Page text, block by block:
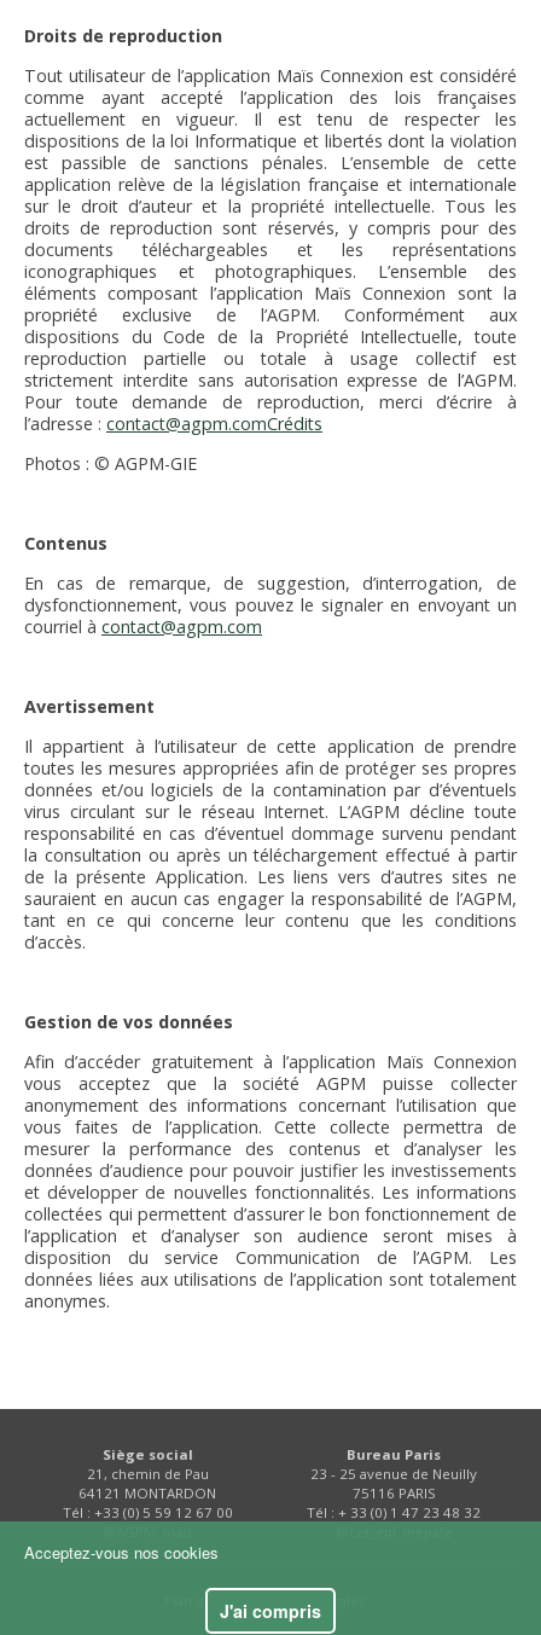
Droits de reproduction
Tout utilisateur de l’application Maïs Connexion est considéré
comme ayant accepté l’application des lois françaises
actuellement en vigueur. Il est tenu de respecter les
dispositions de la loi Informatique et libertés dont la violation
est passible de sanctions pénales. L’ensemble de cette
application relève de la législation française et internationale
sur le droit d’auteur et la propriété intellectuelle. Tous les
droits de reproduction sont réservés, y compris pour des
documents téléchargeables et les représentations
iconographiques et photographiques. L’ensemble des
éléments composant l’application Maïs Connexion sont la
propriété exclusive de l’AGPM. Conformément aux
dispositions du Code de la Propriété Intellectuelle, toute
reproduction partielle ou totale à usage collectif est
strictement interdite sans autorisation expresse de l’AGPM.
Pour toute demande de reproduction, merci d’écrire à
l’adresse : contact@agpm.comCrédits
Photos : © AGPM-GIE
Contenus
En cas de remarque, de suggestion, d’interrogation, de
dysfonctionnement, vous pouvez le signaler en envoyant un
courriel à contact@agpm.com
Avertissement
Il appartient à l’utilisateur de cette application de prendre
toutes les mesures appropriées afin de protéger ses propres
données et/ou logiciels de la contamination par d’éventuels
virus circulant sur le réseau Internet. L’AGPM décline toute
responsabilité en cas d’éventuel dommage survenu pendant
la consultation ou après un téléchargement effectué à partir
de la présente Application. Les liens vers d’autres sites ne
sauraient en aucun cas engager la responsabilité de l’AGPM,
tant en ce qui concerne leur contenu que les conditions
d’accès.
Gestion de vos données
Afin d’accéder gratuitement à l’application Maïs Connexion
vous acceptez que la société AGPM puisse collecter
anonymement des informations concernant l’utilisation que
vous faites de l’application. Cette collecte permettra de
mesurer la performance des contenus et d’analyser les
données d’audience pour pouvoir justifier les investissements
et développer de nouvelles fonctionnalités. Les informations
collectées qui permettent d’assurer le bon fonctionnement de
l’application et d’analyser son audience seront mises à
disposition du service Communication de l’AGPM. Les
données liées aux utilisations de l’application sont totalement
anonymes.
Siège social
21, chemin de Pau
64121 MONTARDON
Tél : +33 (0) 5 59 12 67 00
Bureau Paris
23 - 25 avenue de Neuilly
75116 PARIS
Tél : + 33 (0) 1 47 23 48 32
Plan du site Mentions légales
Acceptez-vous nos cookies
J'ai compris